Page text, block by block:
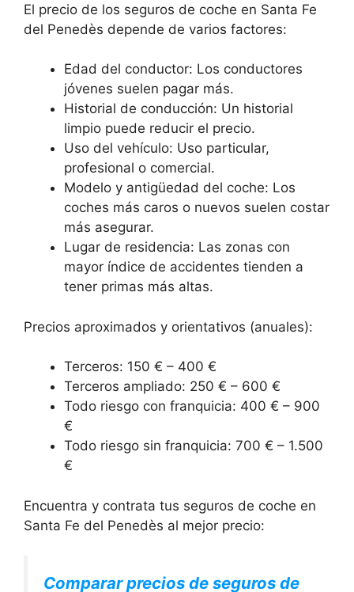
El precio de los seguros de coche en Santa Fe
del Penedès depende de varios factores:
Edad del conductor: Los conductores
jóvenes suelen pagar más.
Historial de conducción: Un historial
limpio puede reducir el precio.
Uso del vehículo: Uso particular,
profesional o comercial.
Modelo y antigüedad del coche: Los
coches más caros o nuevos suelen costar
más asegurar.
Lugar de residencia: Las zonas con
mayor índice de accidentes tienden a
tener primas más altas.
Precios aproximados y orientativos (anuales):
Terceros: 150 € – 400 €
Terceros ampliado: 250 € – 600 €
Todo riesgo con franquicia: 400 € – 900
€
Todo riesgo sin franquicia: 700 € – 1.500
€
Encuentra y contrata tus seguros de coche en
Santa Fe del Penedès al mejor precio:
Comparar precios de seguros de